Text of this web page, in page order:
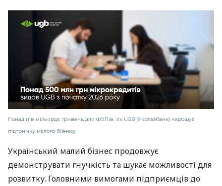
Понад пів мільярда гривень для ФОПів: як UGB (Укргазбанк) нарощує
підтримку малого бізнесу
Український малий бізнес продовжує
демонструвати гнучкість та шукає можливості для
розвитку. Головними вимогами підприємців до